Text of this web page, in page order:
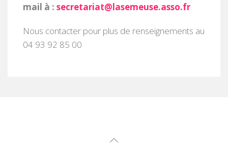
mail à : secretariat@lasemeuse.asso.fr
Nous contacter pour plus de renseignements au
04 93 92 85 00